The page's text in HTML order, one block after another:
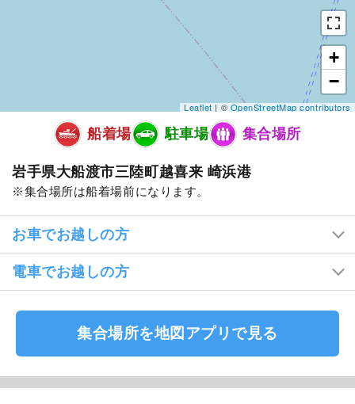
+
−
Leaflet| ©OpenStreetMap contributors
船着場 駐車場 集合場所
岩手県大船渡市三陸町越喜来 崎浜港
集合場所は船着場前になります。
お車でお越しの方
電車でお越しの方
集合場所を地図アプリで見る